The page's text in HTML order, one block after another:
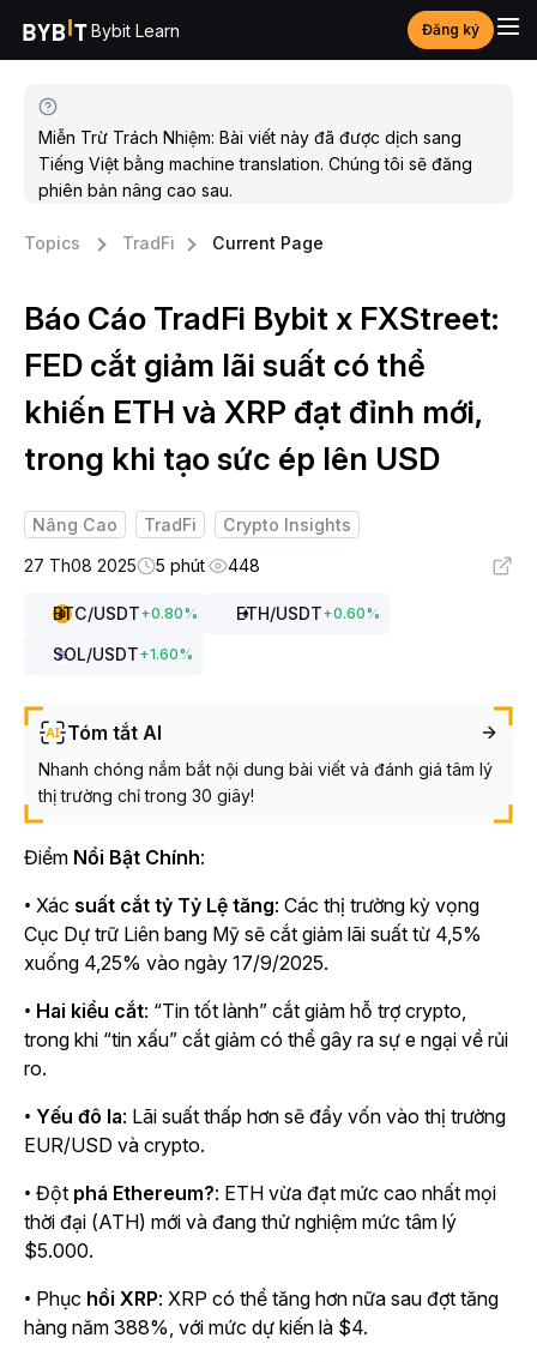
Bybit Learn Đăng ký
Miễn Trừ Trách Nhiệm: Bài viết này đã được dịch sang
Tiếng Việt bằng machine translation. Chúng tôi sẽ đăng
phiên bản nâng cao sau.
Topics TradFi Current Page
Báo Cáo TradFi Bybit x FXStreet:
FED cắt giảm lãi suất có thể
khiến ETH và XRP đạt đỉnh mới,
trong khi tạo sức ép lên USD
Nâng Cao TradFi
Crypto Insights
27 Th08 2025
5 phút 448
BTC/USDT+0.80% ETH/USDT+0.60%
SOL/USDT+1.60%
Tóm tắt AI
Nhanh chóng nắm bắt nội dung bài viết và đánh giá tâm lý
thị trường chỉ trong 30 giây!
Điểm Nổi Bật Chính:
• Xác suất cắt tỷ Tỷ Lệ tăng: Các thị trường kỳ vọng
Cục Dự trữ Liên bang Mỹ sẽ cắt giảm lãi suất từ 4,5%
xuống 4,25% vào ngày 17/9/2025.
• Hai kiểu cắt: “Tin tốt lành” cắt giảm hỗ trợ crypto,
trong khi “tin xấu” cắt giảm có thể gây ra sự e ngại về rủi
ro.
• Yếu đô la: Lãi suất thấp hơn sẽ đẩy vốn vào thị trường
EUR/USD và crypto.
• Đột phá Ethereum?: ETH vừa đạt mức cao nhất mọi
thời đại (ATH) mới và đang thử nghiệm mức tâm lý
$5.000.
• Phục hồi XRP: XRP có thể tăng hơn nữa sau đợt tăng
hàng năm 388%, với mức dự kiến là $4.